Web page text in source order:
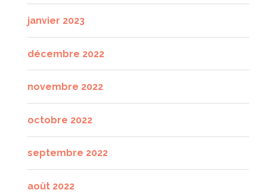
janvier 2023
décembre 2022
novembre 2022
octobre 2022
septembre 2022
août 2022